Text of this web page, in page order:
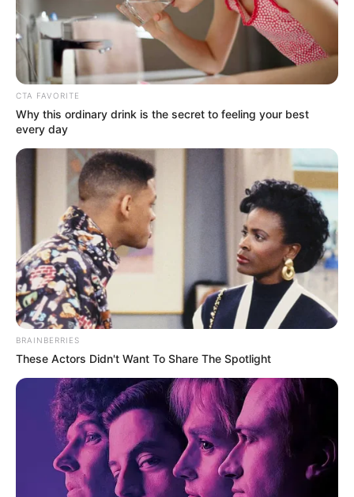
CTA FAVORITE
Why this ordinary drink is the secret to feeling your best
every day
BRAINBERRIES
These Actors Didn't Want To Share The Spotlight